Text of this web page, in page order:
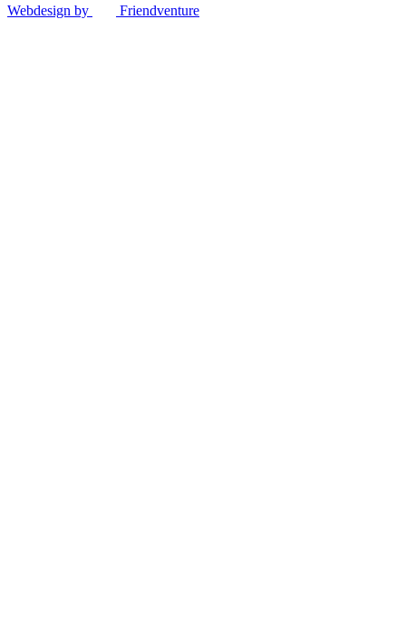
Webdesign by Friendventure